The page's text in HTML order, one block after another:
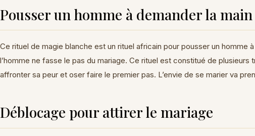
Pousser un homme à demander la
Ce rituel de magie blanche est un rituel africain pour pousser un homme
l’homme ne fasse le pas du mariage. Ce rituel est constitué de
affronter sa peur et oser faire le premier pas. L’envie de se marier va
Déblocage pour attirer le mariage